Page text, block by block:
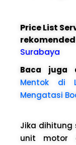
Price List
rekomended
Surabaya
Baca juga
Mentok di
Mengatasi
Jika dihitung
unit motor